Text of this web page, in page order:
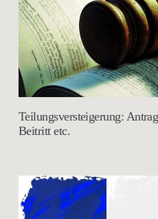
Teilungsversteigerung:
Beitritt etc.